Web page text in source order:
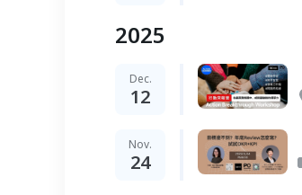
2025
Dec.
12
Nov.
24